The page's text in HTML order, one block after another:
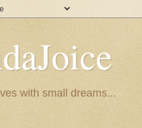
with small dreams...